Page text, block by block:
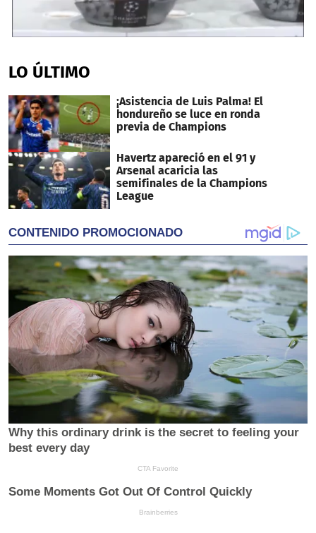
of
2
54
seconds
LO ÚLTIMO
¡Asistencia de Luis Palma! El
hondureño se luce en ronda
previa de Champions
Havertz apareció en el 91 y
Arsenal acaricia las
semifinales de la Champions
League